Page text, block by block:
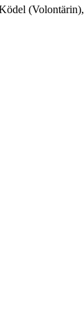
(Volontärin),